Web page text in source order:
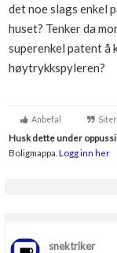
det noe slags enkel
huset? Tenker da
superenkel patent
høytrykkspyleren?
Anbefal Siter
Husk dette under
Boligmappa. Logg inn her
snektriker